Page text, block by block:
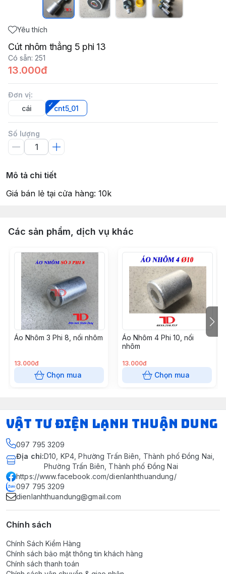
Yêu thích
Cút nhôm thẳng 5 phi 13
Có sẵn: 251
13.000đ
Đơn vị:
cái
cnt5_01
Số lượng
Mô tả chi tiết
Giá bán lẻ tại cửa hàng: 10k
Các sản phẩm, dịch vụ khác
Áo Nhôm 3 Phi 8, nối nhôm
13.000đ
Chọn mua
Áo Nhôm 4 Phi 10, nối
nhôm
13.000đ
Chọn mua
VẬT TƯ ĐIỆN LẠNH THUẬN DUNG
097 795 3209
Địa chỉ:D10, KP4, Phường Trấn Biên, Thành phố Đồng Nai,
Phường Trấn Biên, Thành phố Đồng Nai
https://www.facebook.com/dienlanhthuandung/
097 795 3209
dienlanhthuandung@gmail.com
Chính sách
Chính Sách Kiểm Hàng
Chính sách bảo mật thông tin khách hàng
Chính sách thanh toán